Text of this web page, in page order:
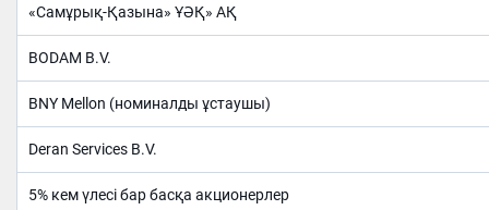
«Самұрық-Қазына» ҰӘҚ» АҚ
BODAM B.V.
BNY Mellon (номиналды ұстаушы)
Deran Services B.V.
5% кем үлесі бар басқа акционерлер